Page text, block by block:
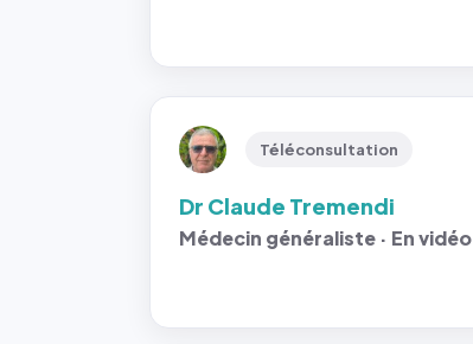
Téléconsultation
Dr Claude Tremendi
Médecin généraliste · En vidéo